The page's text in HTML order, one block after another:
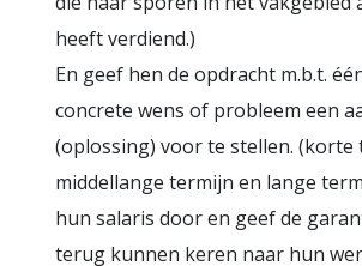
heeft verdiend.)
En geef hen de opdracht m.b.t.
concrete wens of probleem een
(oplossing) voor te stellen. (korte
middellange termijn en lange
hun salaris door en geef de
terug kunnen keren naar hun